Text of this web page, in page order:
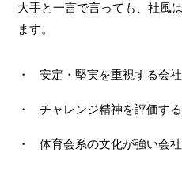
大手と一言で言っても、社風
ます。
安定・堅実を重視する会社
チャレンジ精神を評価す
体育会系の文化が強い会社